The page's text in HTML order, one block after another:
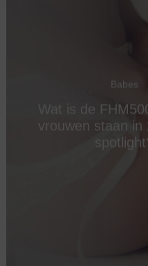
Babes
Wat is de
vrouwen staan in